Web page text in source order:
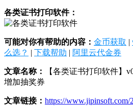
各类证书打印软件：
可能对你有帮助的内容： 金币获取 |
么选？ | 下载帮助 | 阿里云代金券
文章名称：
【各类证书打印软件】
增加抽奖券
文章链接： https://www.jipinsoft.com/